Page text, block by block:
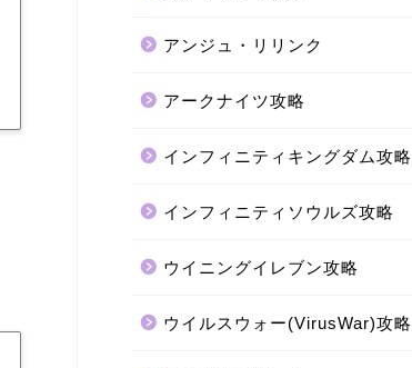
アンジュ・リリンク
アークナイツ攻略
インフィニティキングダム攻略
インフィニティソウルズ攻略
ウイニングイレブン攻略
ウイルスウォー(VirusWar)攻略